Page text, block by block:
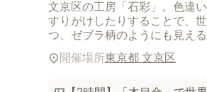
文京区の工房「石彩」。色違
すりがけしたりすることで、
つ、ゼブラ柄のようにも見え
開催場所東京都 文京区